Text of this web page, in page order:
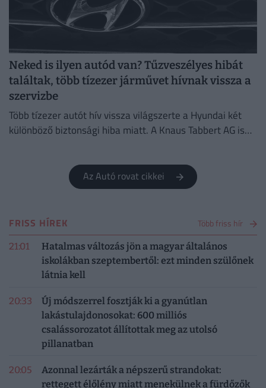
Neked is ilyen autód van? Tűzveszélyes hibát
találtak, több tízezer járművet hívnak vissza a
szervizbe
Több tízezer autót hív vissza világszerte a Hyundai két
különböző biztonsági hiba miatt. A Knaus Tabbert AG is
Az Autó rovat cikkei
FRISS HÍREK Több friss hír
21:01
Hatalmas változás jön a magyar általános
iskolákban szeptembertől: ezt minden szülőnek
látnia kell
20:33
Új módszerrel fosztják ki a gyanútlan
lakástulajdonosokat: 600 milliós
csalássorozatot állítottak meg az utolsó
pillanatban
20:05
Azonnal lezárták a népszerű strandokat:
rettegett élőlény miatt menekülnek a fürdőzők